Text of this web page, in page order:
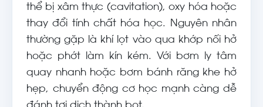
thể bị xâm thực (cavitation), oxy hóa hoặc
thay đổi tính chất hóa học. Nguyên nhân
thường gặp là khí lọt vào qua khớp nối hở
hoặc phớt làm kín kém. Với bơm ly tâm
quay nhanh hoặc bơm bánh răng khe hở
hẹp, chuyển động cơ học mạnh càng dễ